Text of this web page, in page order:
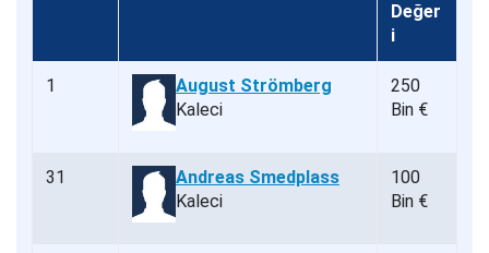
Değer
i
1
August Strömberg
Kaleci
250
Bin €
31
Andreas Smedplass
Kaleci
100
Bin €